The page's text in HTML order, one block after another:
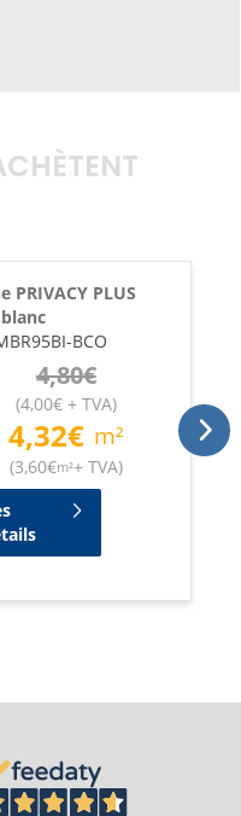
PRIVACY PLUS
BCO
4,80€
(4,00€+ TVA)
4,32€ m²
(3,60€m²+ TVA)